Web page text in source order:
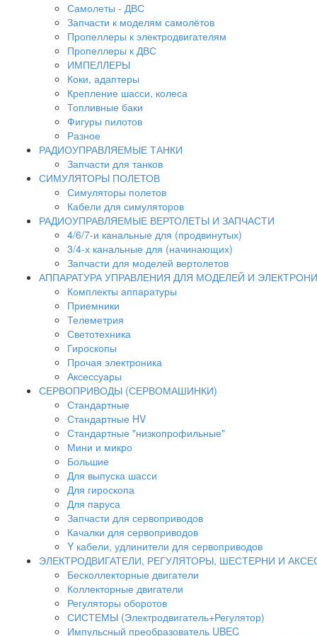
Самолеты - ДВС
Запчасти к моделям самолётов
Пропеллеры к электродвигателям
Пропеллеры к ДВС
ИМПЕЛЛЕРЫ
Коки, адаптеры
Крепление шасси, колеса
Топливные баки
Фигуры пилотов
Разное
РАДИОУПРАВЛЯЕМЫЕ ТАНКИ
Запчасти для танков
СИМУЛЯТОРЫ ПОЛЕТОВ
Симуляторы полетов
Кабели для симуляторов
РАДИОУПРАВЛЯЕМЫЕ ВЕРТОЛЕТЫ И ЗАПЧАСТИ
4/6/7-и канальные для (продвинутых)
3/4-х канальные для (начинающих)
Запчасти для моделей вертолетов
АППАРАТУРА УПРАВЛЕНИЯ ДЛЯ МОДЕЛЕЙ И
Комплекты аппаратуры
Приемники
Телеметрия
Светотехника
Гироскопы
Прочая электроника
Аксессуары
СЕРВОПРИВОДЫ (СЕРВОМАШИНКИ)
Стандартные
Стандартные HV
Стандартные "низкопрофильные"
Мини и микро
Большие
Для выпуска шасси
Для гироскопа
Для паруса
Запчасти для сервоприводов
Качалки для сервоприводов
Y кабели, удлинители для сервоприводов
ЭЛЕКТРОДВИГАТЕЛИ, РЕГУЛЯТОРЫ, ШЕСТЕРНИ И
Бесколлекторные двигатели
Коллекторные двигатели
Регуляторы оборотов
СИСТЕМЫ (Электродвигатель+Регулятор)
Импульсный преобразователь UBEC